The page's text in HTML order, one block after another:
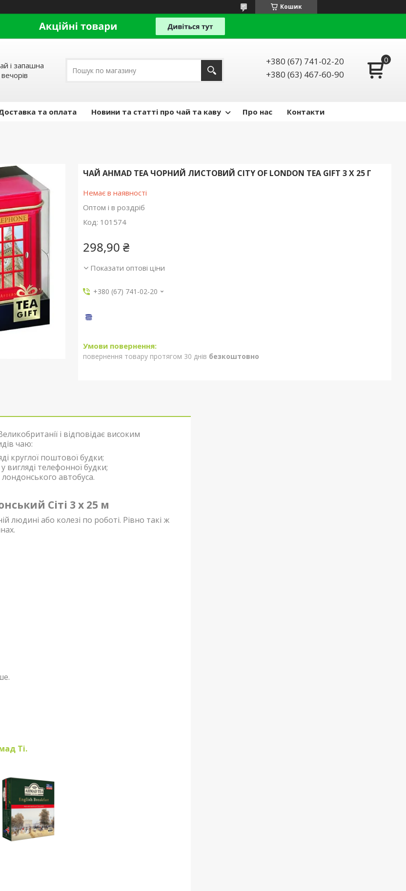
Кошик
і запашна
+380 (67) 741-02-20
+380 (63) 467-60-90
та оплата Новини та статті про чай та каву Про нас Контакти
ЧАЙ AHMAD TEA ЧОРНИЙ ЛИСТОВИЙ CITY OF LONDON TEA GIFT 3 X 25 Г
Немає в наявності
Оптом і в роздріб
Код: 101574
298,90 ₴
Показати оптові ціни
+380 (67) 741-02-20
повернення товару протягом 30 днів безкоштовно
і відповідає високим
чаю:
круглої поштової будки;
телефонної будки;
автобуса.
Сіті 3 х 25 м
людині або колезі по роботі. Рівно такі ж
Ті.